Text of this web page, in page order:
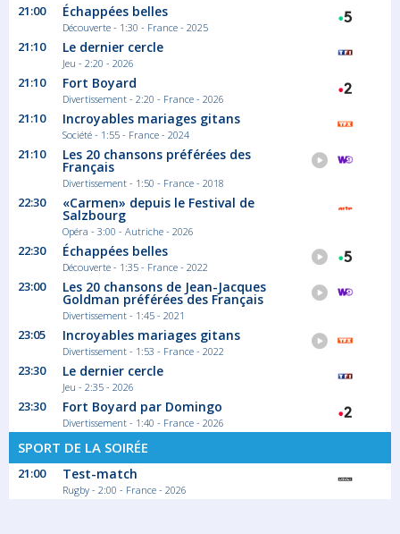
21:00 Échappées belles
Découverte - 1:30 - France - 2025
21:10 Le dernier cercle
Jeu - 2:20 - 2026
21:10 Fort Boyard
Divertissement - 2:20 - France - 2026
21:10 Incroyables mariages gitans
Société - 1:55 - France - 2024
21:10 Les 20 chansons préférées des
Français
Divertissement - 1:50 - France - 2018
22:30 «Carmen» depuis le Festival de
Salzbourg
Opéra - 3:00 - Autriche - 2026
22:30 Échappées belles
Découverte - 1:35 - France - 2022
23:00 Les 20 chansons de Jean-Jacques
Goldman préférées des Français
Divertissement - 1:45 - 2021
23:05 Incroyables mariages gitans
Divertissement - 1:53 - France - 2022
23:30 Le dernier cercle
Jeu - 2:35 - 2026
23:30 Fort Boyard par Domingo
Divertissement - 1:40 - France - 2026
SPORT DE LA SOIRÉE
21:00 Test-match
Rugby - 2:00 - France - 2026